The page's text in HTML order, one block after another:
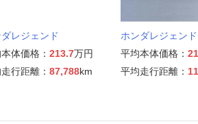
レジェンド
体価格： 213.7万円
行距離： 87,788km
ホンダレジェン
平均本体価格：
平均走行距離：